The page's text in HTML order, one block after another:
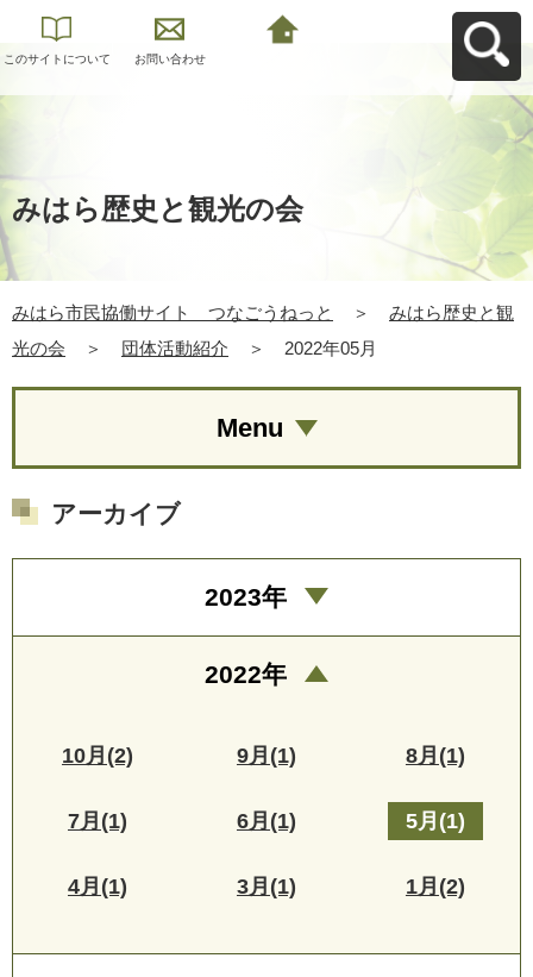
このサイトについて お問い合わせ
みはら歴史と観光の会
みはら市民協働サイト つなごうねっと ＞
みはら歴史と観
光の会
＞ 団体活動紹介 ＞ 2022年05月
Menu
アーカイブ
2023年
2022年
10月(2) 9月(1) 8月(1)
7月(1) 6月(1) 5月(1)
4月(1) 3月(1) 1月(2)